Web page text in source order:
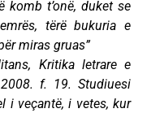
komb t’onë, duket se
tërë bukuria e
miras gruas”
Kritika letrare e
f. 19. Studiuesi
i veçantë, i vetes, kur